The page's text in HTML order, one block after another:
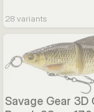
28 variants
Savage Gear 3D